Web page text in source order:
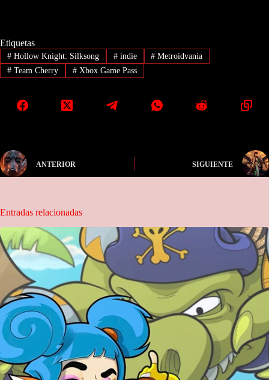
Etiquetas
#Hollow Knight: Silksong #indie # Metroidvania
#Team Cherry #Xbox Game Pass
ANTERIOR SIGUIENTE
Entradas relacionadas